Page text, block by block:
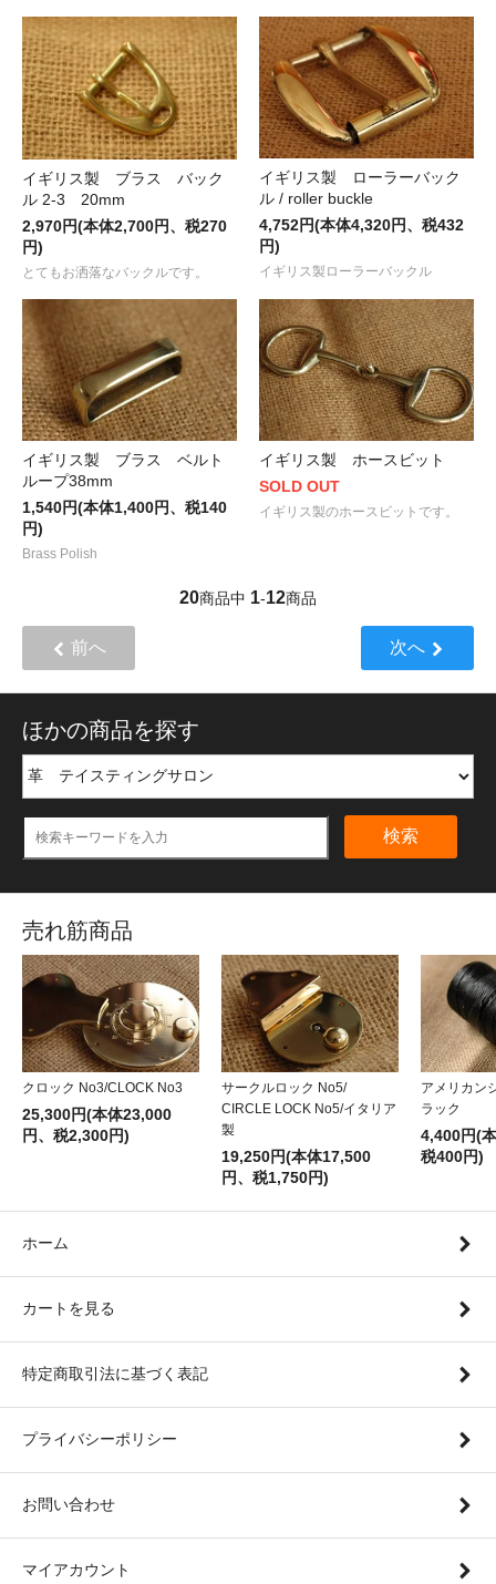
イギリス製 ブラス バック
ル 2-3 20mm
2,970円(本体2,700円、税270
円)
とてもお洒落なバックルです。
イギリス製 ローラーバック
ル / roller buckle
4,752円(本体4,320円、税432
円)
イギリス製ローラーバックル
イギリス製 ブラス ベルト
ループ38mm
1,540円(本体1,400円、税140
円)
Brass Polish
イギリス製 ホースビット
SOLD OUT
イギリス製のホースビットです。
20商品中 1-12商品
前へ 次へ
ほかの商品を探す
検索
売れ筋商品
クロック No3/CLOCK No3
25,300円(本体23,000
円、税2,300円)
サークルロック No5/
CIRCLE LOCK No5/イタリア
製
19,250円(本体17,500
円、税1,750円)
アメリカ
ラック
4,400円(
税400円)
ホーム
カートを見る
特定商取引法に基づく表記
プライバシーポリシー
お問い合わせ
マイアカウント